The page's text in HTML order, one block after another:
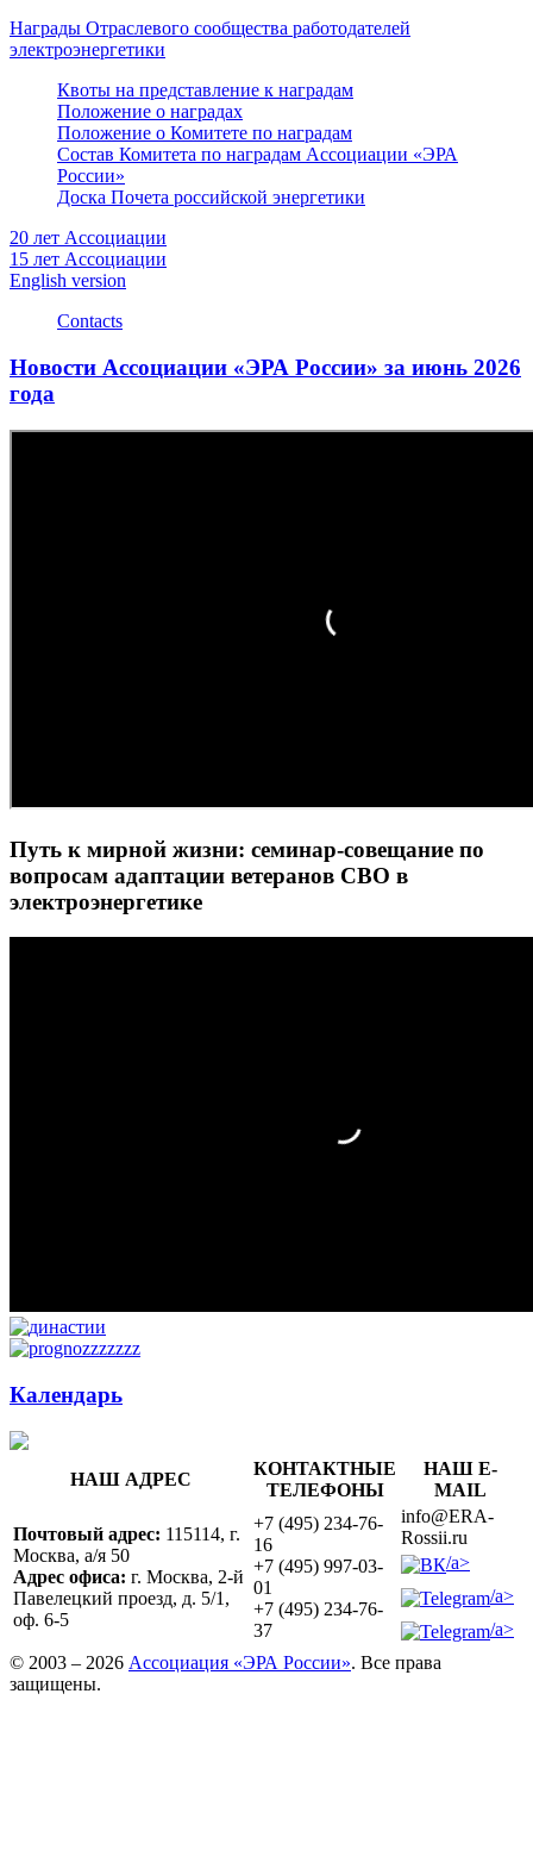
Награды Отраслевого сообщества работодателей
электроэнергетики
Квоты на представление к наградам
Положение о наградах
Положение о Комитете по наградам
Состав Комитета по наградам Ассоциации «ЭРА
России»
Доска Почета российской энергетики
20 лет Ассоциации
15 лет Ассоциации
English version
Contacts
Новости Ассоциации «ЭРА России» за июнь 2026
года
Путь к мирной жизни: семинар-совещание по
вопросам адаптации ветеранов СВО в
электроэнергетике
Календарь
НАШ АДРЕС
КОНТАКТНЫЕ
ТЕЛЕФОНЫ
НАШ E-
MAIL
Почтовый адрес: 115114, г.
Москва, а/я 50
Адрес офиса: г. Москва, 2-й
Павелецкий проезд, д. 5/1,
оф. 6-5
+7 (495) 234-76-
16
+7 (495) 997-03-
01
+7 (495) 234-76-
37
info@ERA-
Rossii.ru
/a>
/a>
/a>
© 2003 – 2026 Ассоциация «ЭРА России». Все права
защищены.